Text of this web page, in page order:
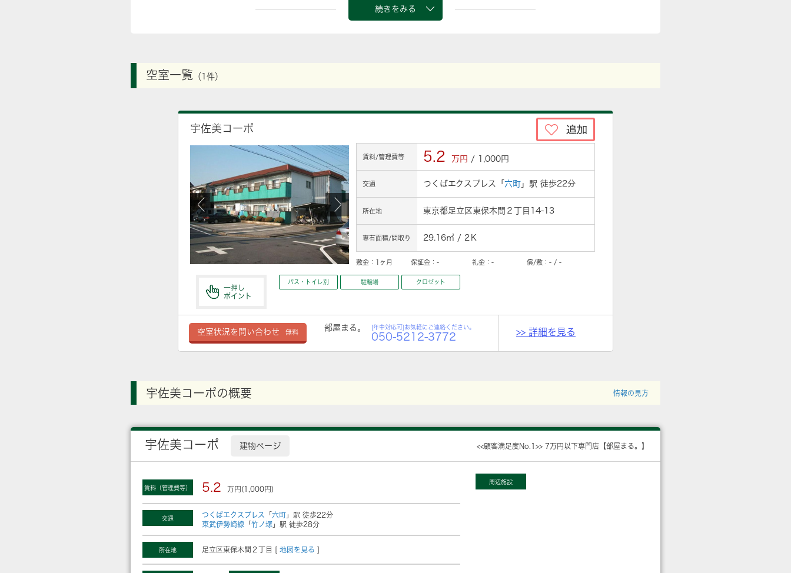
続きをみる
空室一覧 （1件）
宇佐美コーポ
賃料/管理費等 5.2 万円 / 1,000円
交通 つくばエクスプレス「 六町 」駅 徒歩22分
所在地 東京都足立区東保木間２丁目14-13
専有面積/間取り 29.16㎡ / 2Ｋ
敷金： 1ヶ月 保証金： - 礼金： - 償/敷： - / -
一押し
ポイント
バス・トイレ別 駐輪場 クロゼット
空室状況を問い合わせ 無料
部屋まる。 [年中対応可]お気軽にご連絡ください。
050-5212-3772 >> 詳細を見る
宇佐美コーポの概要 情報の見方
宇佐美コーポ 建物ページ <<顧客満足度No.1>> 7万円以下専門店【部屋まる。】
賃料（管理費等） 5.2 万円(1,000円)
交通 つくばエクスプレス 「 六町 」駅 徒歩22分
東武伊勢崎線 「 竹ノ塚 」駅 徒歩28分
所在地 足立区東保木間２丁目 [ 地図を見る ]
周辺施設